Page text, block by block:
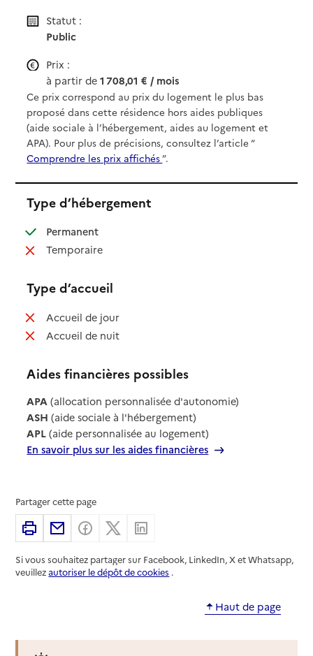
Statut :
Public
Prix :
à partir de1 708,01 € / mois
Ce prix correspond au prix du logement le plus bas
proposé dans cette résidence hors aides publiques
(aide sociale à l’hébergement, aides au logement et
APA). Pour plus de précisions, consultez l’article “
Comprendre les prix affichés”.
Type d’hébergement
Permanent: disponible
Temporaire: non disponible
Type d’accueil
Accueil de jour: non disponible
Accueil de nuit: non disponible
Aides financières possibles
APA (allocation personnalisée d'autonomie)
ASH (aide sociale à l'hébergement)
APL (aide personnalisée au logement)
En savoir plus sur les aides financières
Partager cette page
ImprimerPartager par email
Partager sur Facebook
Partager sur X
Si vous souhaitez partager sur Facebook, LinkedIn, X et Whatsapp,
veuillezautoriser le dépôt de cookies .
Haut de page